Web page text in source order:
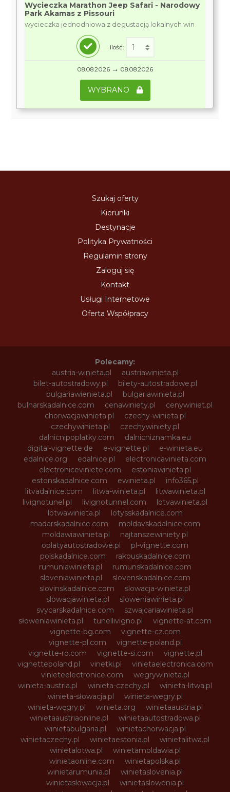
Wycieczka Marathon Jeep Safari - Narodowy
Park Akamas z Pissouri
wycieczka jednodniowa z degustacją lokalnych win
Ilość:
08.08.2026 → 08.08.2026
WYBRANO
Szukaj oferty
Kierunki
Destynacje
Polityka Prywatności
Regulamin strony
Zaloguj się
Kontakt
Usługi Internetowe
Oferta Współpracy
Polecamy:
austria-winieta.pl
austriawinieta.pl
bilet-autostradowy.pl
bilety-autostradowe.pl
bulgariawienieta.pl
bulgariawinieta.pl
bulharskadalnice.com
cenawiniety.pl
cenywiniet.pl
chorwacjawinieta.pl
czechy-winieta.pl
czechywinieta.pl
czechywiniety.pl
dalnicnipoplatky.com
dalnicniznamka.eu
digital-vignette.de
e-vignette.pl
e-winieta.eu
edalnice.org
edalnice.pl
electronicavinieta.com
electroniceviniete.com
estoniawinieta.pl
estonskadalnice.com
ewinieta.pl
info365.pl
litvadalnice.com
litwa-winieta.pl
litwawinieta.pl
livignotunel.pl
livignotunnel.com
lotvawinieta.pl
lotwawinieta.pl
lotysskadalnice.com
madarskadalnice.com
moldavskadalnice.com
moldawiawinieta.pl
najtanszewiniety.pl
oplatyautostradowe.pl
pl-vignette.com
polskadalnice.com
rakouskadalnice.com
rumuniawinieta.pl
rumunskadalnice.com
sloveniawinieta.pl
slovenskadalnice.com
slovinskadalnice.com
slowacja-winieta.pl
slowacjawinieta.pl
sloweniawinieta.pl
svycarskadalnice.com
szwajcariawinieta.pl
słoweniawinieta.pl
tunellivigno.pl
vignette-at.com
vignette-bg.com
vignette-cz.com
vignette-pl.com
vignette-poland.pl
vignette-ro.com
vignette-si.com
vignette.pl
vignettepoland.pl
vinetki.pl
vinietaelectronica.com
vinieteelectronice.com
wegrywinieta.pl
winieta-austria.pl
winieta-czechy.pl
winieta-litwa.pl
winieta-słowacja.pl
winieta-wegry.pl
winieta-węgry.pl
winieta.org
winietaaustria.pl
winietaaustriaonline.pl
winietaautostradowa.pl
winietabulgaria.pl
winietachorwacja.pl
winietaczechy.pl
winietaestonia.pl
winietalitwa.pl
winietalotwa.pl
winietamoldawia.pl
winietaonline.com
winietapolska.pl
winietarumunia.pl
winietaslovenia.pl
winietaslowacja.pl
winietaslowenia.pl